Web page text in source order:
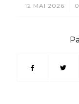
12 MAI 2026
/